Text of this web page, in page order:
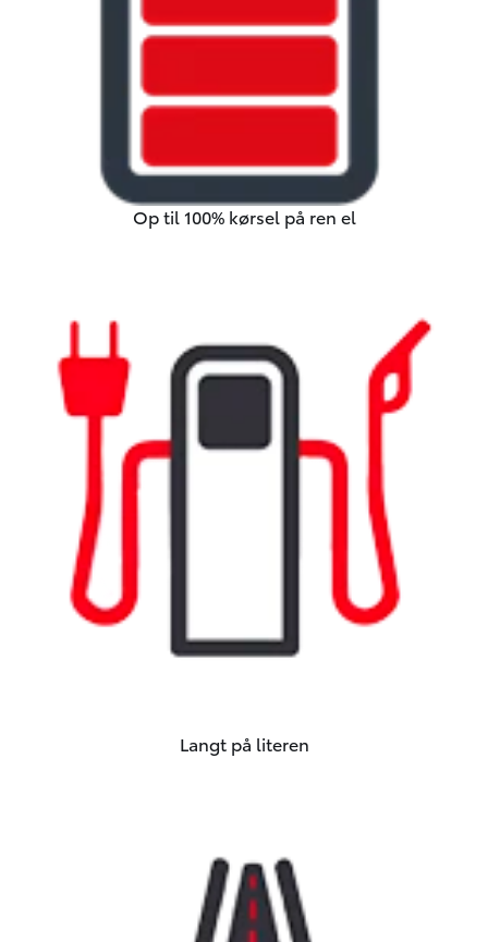
Op til 100% kørsel på ren el
Langt på literen